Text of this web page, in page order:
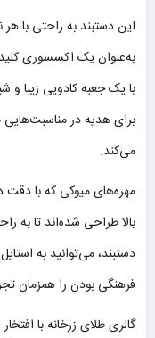
این دستبند به راحتی با
به‌عنوان یک اکسسوری
با یک جعبه کادویی زیبا و
برای هدیه در
می‌کند.
مهره‌های میوکی که با دقت
بالا طراحی شده‌اند تا به
دستبند، می‌توانید به
فرهنگی بودن را همزمان
گالری طلای زرخانه با